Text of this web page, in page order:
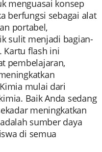
menguasai konsep
berfungsi sebagai alat
portabel,
sulit menjadi bagian-
Kartu flash ini
pembelajaran,
mulai dari
Baik Anda sedang
meningkatkan
sumber daya
di semua